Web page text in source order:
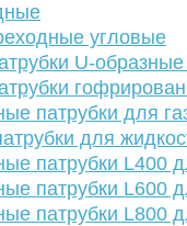
угловые
U-
патрубки для
для
патрубки L400
патрубки L600
патрубки L800